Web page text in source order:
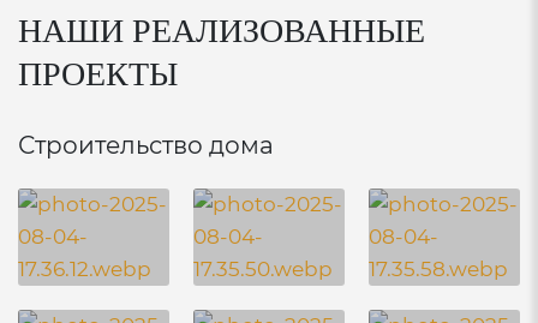
НАШИ РЕАЛИЗОВАННЫЕ
ПРОЕКТЫ
Строительство дома